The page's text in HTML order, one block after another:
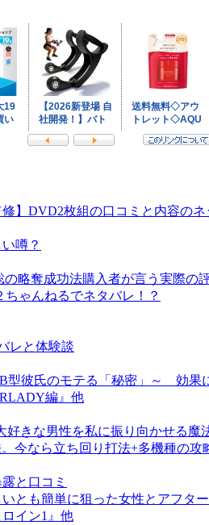
DVD2枚組の口コミと内容のネ
噂？
略奪成功法購入者が言う実際の
ゃんねるでネタバレ！？
レと体験談
型彼氏のモテる「秘密」～ 効果
編』他
きな男性を私に振り向かせる
今なら立ち回り打法+多機種の攻
と口コミ
とも簡単に狙った女性とアフ
イン1』他